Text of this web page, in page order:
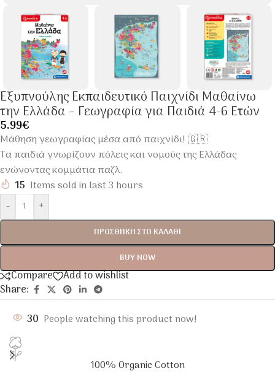
Εξυπνούλης Εκπαιδευτικό Παιχνίδι Μαθαίνω
την Ελλάδα – Γεωγραφία για Παιδιά 4-6 Ετών
5.99€
Μάθηση γεωγραφίας μέσα από παιχνίδι! 🇬🇷
Τα παιδιά γνωρίζουν πόλεις και νομούς της Ελλάδας
ενώνοντας κομμάτια παζλ.
15 Items sold in last 3 hours
-
+
ΠΡΟΣΘΉΚΗ ΣΤΟ ΚΑΛΆΘΙ
BUY NOW
Compare
Add to wishlist
Share:
30 People watching this product now!
100% Organic Cotton